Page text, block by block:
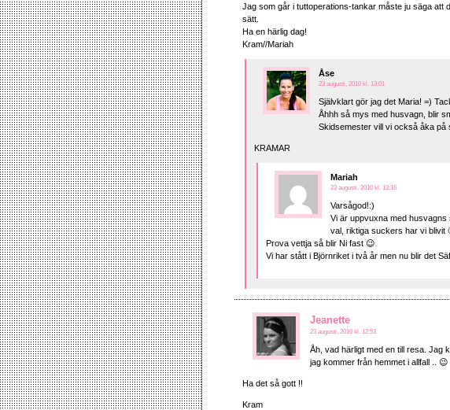
Jag som går i tuttoperations-tankar måste ju säga att
sätt.
Ha en härlig dag!
Kram//Mariah
Åse
23 augusti, 2010 kl. 13:01
Självklart gör jag det Maria! =)
Åhhh så mys med husvagn, blir
Skidsemester vill vi också åka på
KRAMAR
Mariah
23 augusti, 2010 kl. 13:16
Varsågod!:)
Vi är uppvuxna med
val, riktiga suckers har vi blivit
Prova vettja så blir Ni fast 😉
Vi har stått i Björnriket i två år men nu blir det
Jeanette
23 augusti, 2010 kl. 12:53
Åh, vad härligt med en till resa. Jag
jag kommer från hemmet i allfall .. 😉
Ha det så gott !!
Kram